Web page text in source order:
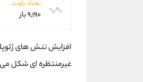
تعداد بازدید
۹,۱۹۰ بار
افزایش تنش های
غیرمنتظره ای شکل